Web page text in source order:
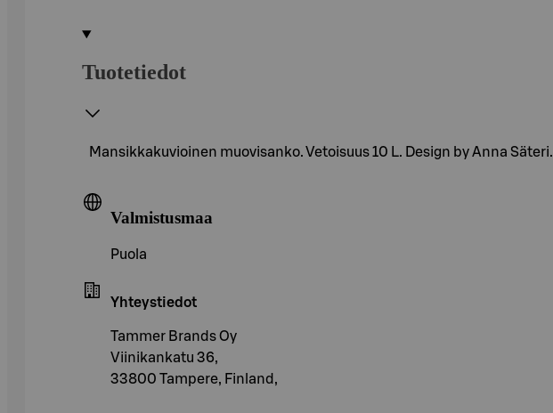
Tuotetiedot
Mansikkakuvioinen muovisanko. Vetoisuus 10 L. Design by Anna Säteri.
Valmistusmaa
Puola
Yhteystiedot
Tammer Brands Oy
Viinikankatu 36,
33800 Tampere, Finland,